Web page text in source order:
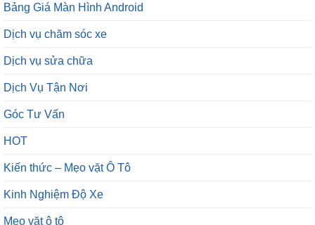
Bảng Giá Màn Hình Android
Dịch vụ chăm sóc xe
Dịch vụ sửa chữa
Dịch Vụ Tận Nơi
Góc Tư Vấn
HOT
Kiến thức – Mẹo vặt Ô Tô
Kinh Nghiệm Độ Xe
Mẹo vặt ô tô